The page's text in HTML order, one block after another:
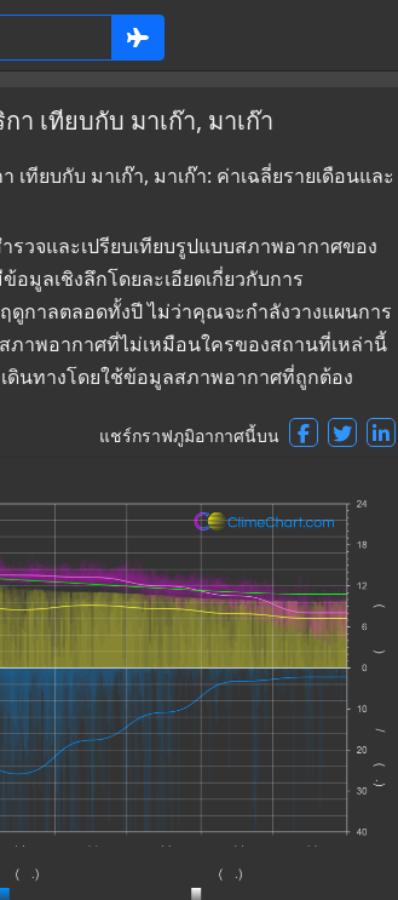
เทียบกับ มาเก๊า, มาเก๊า
ทียบกับ มาเก๊า, มาเก๊า: ค่าเฉลี่ยรายเดือนและ
วจและเปรียบเทียบรูปแบบสภาพอากาศของ
มูลเชิงลึกโดยละเอียดเกี่ยวกับการ
กาลตลอดทั้งปี ไม่ว่าคุณจะกำลังวางแผนการ
ภาพอากาศที่ไม่เหมือนใครของสถานที่เหล่านี้
ดินทางโดยใช้ข้อมูลสภาพอากาศที่ถูกต้อง
แชร์กราฟภูมิอากาศนี้บน